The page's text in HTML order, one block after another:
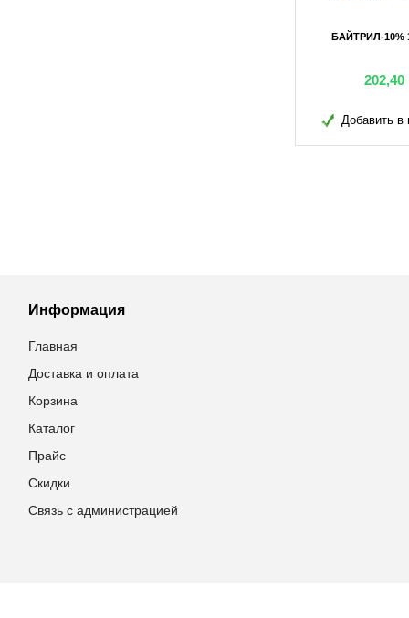
БАЙТРИЛ-10%
202,40
Добавить в
Информация
Главная
Доставка и оплата
Корзина
Каталог
Прайс
Скидки
Связь с администрацией